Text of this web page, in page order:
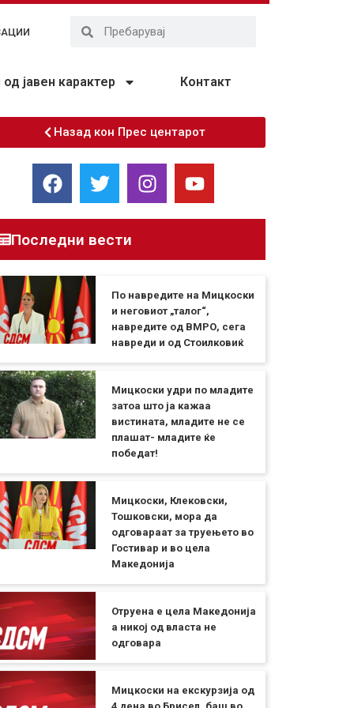
јавен карактер Контакт
Назад кон Прес центарот
Последни вести
По навредите на Мицкоски
и неговиот „талог“,
навредите од ВМРО, сега
навреди и од Стоилковиќ
Мицкоски удри по младите
затоа што ја кажаа
вистината, младите не се
плашат- младите ќе
победат!
Мицкоски, Клековски,
Тошковски, мора да
одговараат за труењето во
Гостивар и во цела
Македонија
Отруена е цела Македонија
а никој од власта не
одговара
Мицкоски на екскурзија од